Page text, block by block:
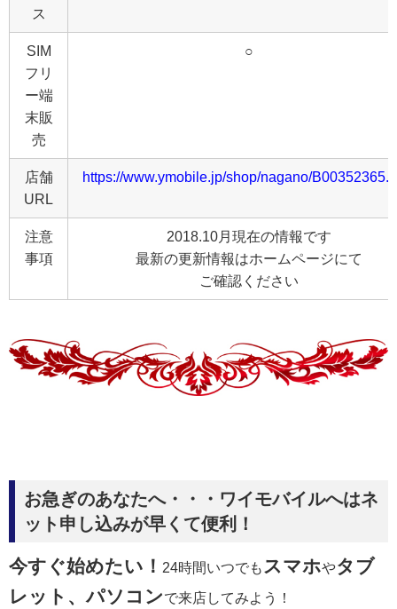
ス
SIM
フリ
ー端
末販
売
○
店舗
URL
https://www.ymobile.jp/shop/nagano/
注意
事項
2018.10月現在の情報です
最新の更新情報はホームページにて
ご確認ください
お急ぎのあなたへ・・・ワイモバイルへはネ
ット申し込みが早くて便利！
今すぐ始めたい！ 24時間いつでもスマホやタブ
レット、パソコンで来店してみよう！